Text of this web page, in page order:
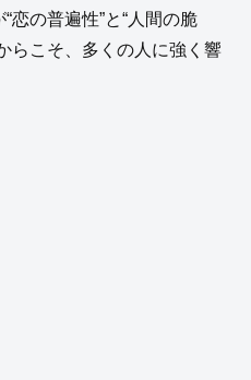
恋の普遍性”と“人間の脆
らこそ、多くの人に強く響